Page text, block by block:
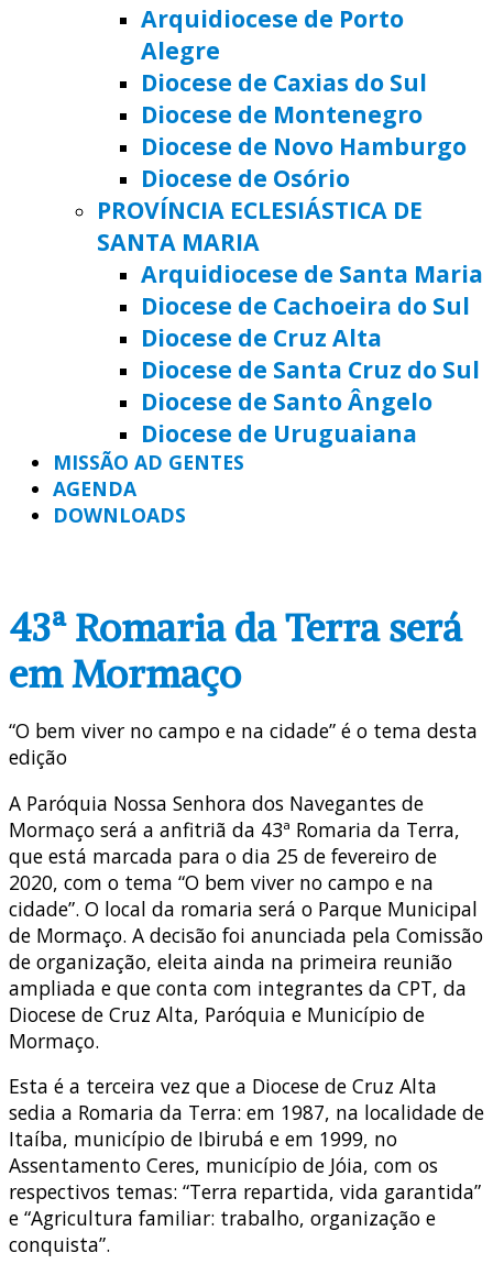
Arquidiocese de Porto
Alegre
Diocese de Caxias do Sul
Diocese de Montenegro
Diocese de Novo Hamburgo
Diocese de Osório
PROVÍNCIA ECLESIÁSTICA DE
SANTA MARIA
Arquidiocese de Santa Maria
Diocese de Cachoeira do Sul
Diocese de Cruz Alta
Diocese de Santa Cruz do Sul
Diocese de Santo Ângelo
Diocese de Uruguaiana
MISSÃO AD GENTES
AGENDA
DOWNLOADS
43ª Romaria da Terra será
em Mormaço
“O bem viver no campo e na cidade” é o tema desta
edição
A Paróquia Nossa Senhora dos Navegantes de
Mormaço será a anfitriã da 43ª Romaria da Terra,
que está marcada para o dia 25 de fevereiro de
2020, com o tema “O bem viver no campo e na
cidade”. O local da romaria será o Parque Municipal
de Mormaço. A decisão foi anunciada pela Comissão
de organização, eleita ainda na primeira reunião
ampliada e que conta com integrantes da CPT, da
Diocese de Cruz Alta, Paróquia e Município de
Mormaço.
Esta é a terceira vez que a Diocese de Cruz Alta
sedia a Romaria da Terra: em 1987, na localidade de
Itaíba, município de Ibirubá e em 1999, no
Assentamento Ceres, município de Jóia, com os
respectivos temas: “Terra repartida, vida garantida”
e “Agricultura familiar: trabalho, organização e
conquista”.